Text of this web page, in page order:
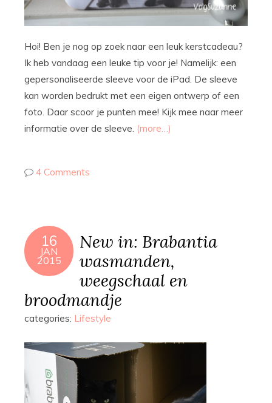
Hoi! Ben je nog op zoek naar een leuk kerstcadeau?
Ik heb vandaag een leuke tip voor je! Namelijk: een
gepersonaliseerde sleeve voor de iPad. De sleeve
kan worden bedrukt met een eigen ontwerp of een
foto. Daar scoor je punten mee! Kijk mee naar meer
informatie over de sleeve. (more…)
4 Comments
16
JAN
2015
New in: Brabantia
wasmanden,
weegschaal en
broodmandje
categories: Lifestyle